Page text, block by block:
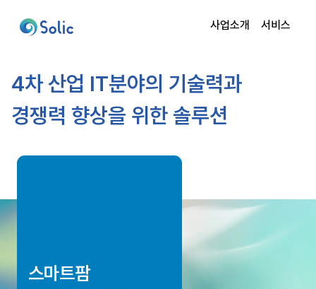
사업소개 서비스
4차 산업 IT분야의 기술력과
경쟁력 향상을 위한 솔루션
스마트팜